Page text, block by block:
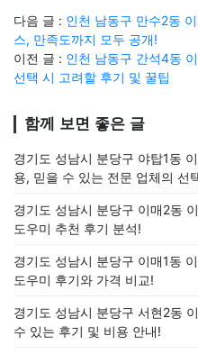
다음 글 : 인천 남동구 만수2동
스, 만족도까지 모두 공개!
이전 글 : 인천 남동구 간석4동
선택 시 고려할 후기 및 꿀팁
함께 보면 좋은 글
경기도 성남시 분당구 야탑1동
용, 믿을 수 있는 전문 업체의 선
경기도 성남시 분당구 이매2동
도우미 추천 후기 분석!
경기도 성남시 분당구 이매1동
도우미 후기와 가격 비교!
경기도 성남시 분당구 서현2동
수 있는 후기 및 비용 안내!